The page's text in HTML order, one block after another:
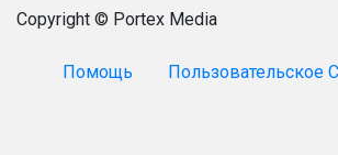
Copyright © Portex Media
Помощь Пользовательское